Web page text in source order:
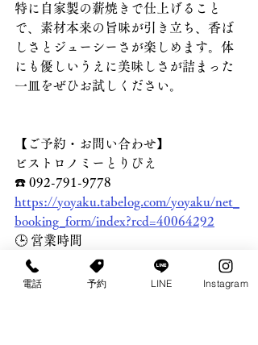
特に自家製の薪焼きで仕上げること
で、素材本来の旨味が引き立ち、香ば
しさとジューシーさが楽しめます。体
にも優しいうえに美味しさが詰まった
一皿をぜひお試しください。
【ご予約・お問い合わせ】
ビストロノミーとりぴえ
☎️ 092-791-9778
https://yoyaku.tabelog.com/yoyaku/net_
booking_form/index?rcd=40064292
🕒 営業時間
ランチ予約制　11:30〜15:00
ディナー　　　17:30〜24:00
電話 予約 LINE Instagram